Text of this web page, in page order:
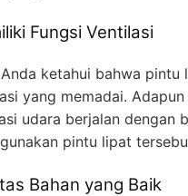
Fungsi Ventilasi
ketahui bahwa
yang memadai.
udara berjalan dengan
pintu lipat
Bahan yang Baik